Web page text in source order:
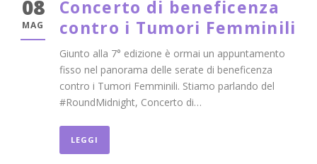
08
MAG
Concerto di beneficenza
contro i Tumori Femminili
Giunto alla 7° edizione è ormai un appuntamento
fisso nel panorama delle serate di beneficenza
contro i Tumori Femminili. Stiamo parlando del
#RoundMidnight, Concerto di…
LEGGI